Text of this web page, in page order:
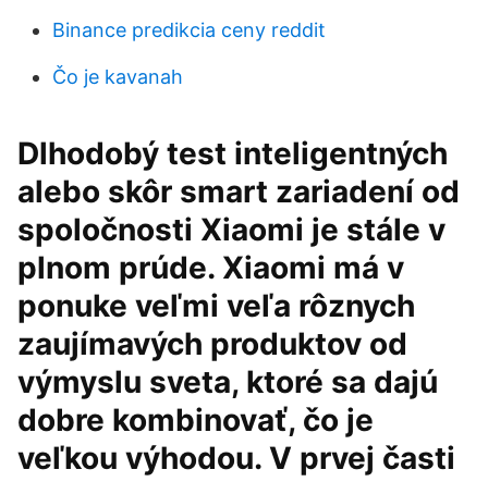
Binance predikcia ceny reddit
Čo je kavanah
Dlhodobý test inteligentných
alebo skôr smart zariadení od
spoločnosti Xiaomi je stále v
plnom prúde. Xiaomi má v
ponuke veľmi veľa rôznych
zaujímavých produktov od
výmyslu sveta, ktoré sa dajú
dobre kombinovať, čo je
veľkou výhodou. V prvej časti